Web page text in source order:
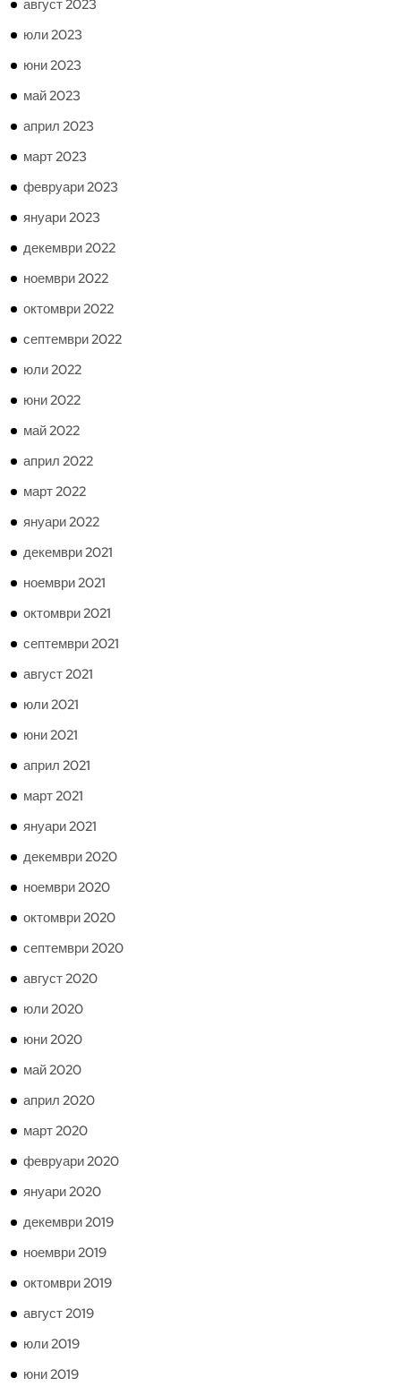
август 2023
юли 2023
юни 2023
май 2023
април 2023
март 2023
февруари 2023
януари 2023
декември 2022
ноември 2022
октомври 2022
септември 2022
юли 2022
юни 2022
май 2022
април 2022
март 2022
януари 2022
декември 2021
ноември 2021
октомври 2021
септември 2021
август 2021
юли 2021
юни 2021
април 2021
март 2021
януари 2021
декември 2020
ноември 2020
октомври 2020
септември 2020
август 2020
юли 2020
юни 2020
май 2020
април 2020
март 2020
февруари 2020
януари 2020
декември 2019
ноември 2019
октомври 2019
август 2019
юли 2019
юни 2019